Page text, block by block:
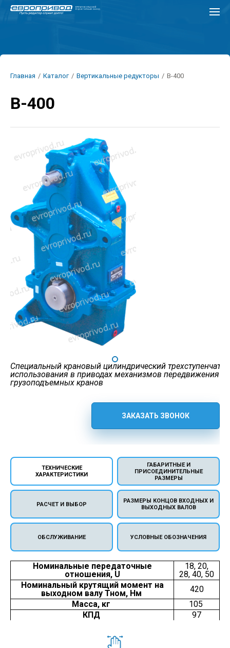
Перейти
Строка
Главная / Каталог / Вертикальные редукторы / В-400
В-400
Специальный крановый цилиндрический
использования в приводах механизмов передвижения
грузоподъемных кранов
ЗАКАЗАТЬ ЗВОНОК
ТЕХНИЧЕСКИЕ
ХАРАКТЕРИСТИКИ
ГАБАРИТНЫЕ И
ПРИСОЕДИНИТЕЛЬНЫЕ
РАЗМЕРЫ
РАСЧЕТ И ВЫБОР
РАЗМЕРЫ КОНЦОВ ВХОДНЫХ И
ВЫХОДНЫХ ВАЛОВ
ОБСЛУЖИВАНИЕ УСЛОВНЫЕ ОБОЗНАЧЕНИЯ
Номинальные передаточные
отношения, U
18, 20,
28, 40, 50
Номинальный крутящий момент на
выходном валу Тном, Нм
420
Масса, кг
105
КПД
97